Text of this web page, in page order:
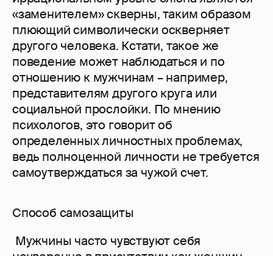
«заменителем» скверны, таким образом
плюющий символически оскверняет
другого человека. Кстати, такое же
поведение может наблюдаться и по
отношению к мужчинам – например,
представителям другого круга или
социальной прослойки. По мнению
психологов, это говорит об
определенных личностных проблемах,
ведь полноценной личности не требуется
самоутверждаться за чужой счет.
Способ самозащиты
Мужчины часто чувствуют себя